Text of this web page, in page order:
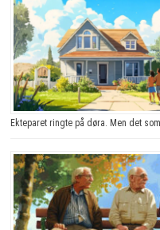
Ekteparet ringte på døra. Men det